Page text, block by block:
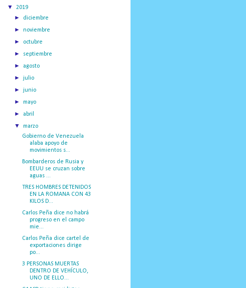
▼ 2019
► diciembre
►noviembre
► octubre
► septiembre
► agosto
►julio
►junio
►mayo
► abril
▼marzo
Gobierno de Venezuela
alaba apoyo de
movimientos s...
Bombarderos de Rusia y
EEUU se cruzan sobre
aguas ...
TRES HOMBRES DETENIDOS
EN LA ROMANA CON 43
KILOS D...
Carlos Peña dice no habrá
progreso en el campo
mie...
Carlos Peña dice cartel de
exportaciones dirige
po...
3 PERSONAS MUERTAS
DENTRO DE VEHÍCULO,
UNO DE ELLO...